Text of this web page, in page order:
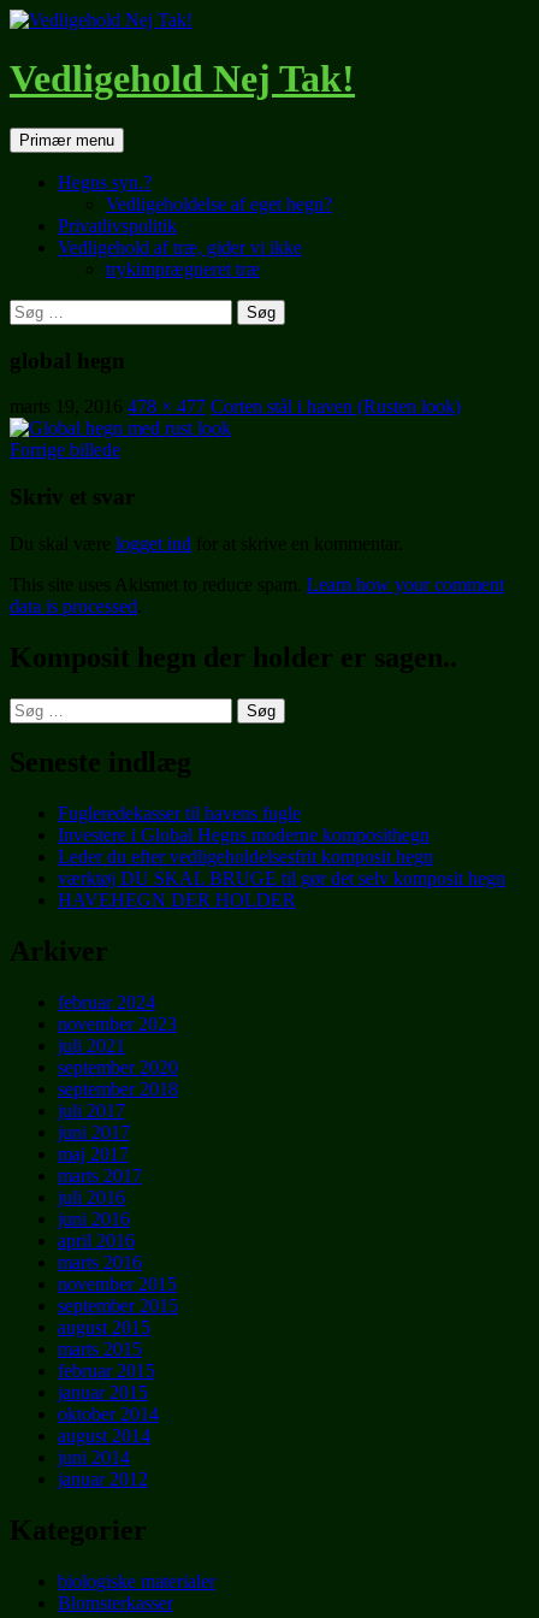
Hop
indhold
Vedligehold Nej Tak!
SøgPrimær menu
Hegns syn.?
Vedligeholdelse af eget hegn?
Privatlivspolitik
Vedligehold af træ, gider vi ikke
trykimprægneret træ
Søg
efter:
global hegn
marts 19, 2016 478 × 477 Corten stål i haven (Rusten look)
Forrige billede
Skriv et svar
Du skal være logget ind for at skrive en kommentar.
This site uses Akismet to reduce spam. Learn how your comment
data is processed.
Komposit hegn der holder er sagen..
Søg
efter:
Seneste indlæg
Fugleredekasser til havens fugle
Investere i Global Hegns moderne komposithegn
Leder du efter vedligeholdelsesfrit komposit hegn
værktøj DU SKAL BRUGE til gør det selv komposit hegn
HAVEHEGN DER HOLDER
Arkiver
februar 2024
november 2023
juli 2021
september 2020
september 2018
juli 2017
juni 2017
maj 2017
marts 2017
juli 2016
juni 2016
april 2016
marts 2016
november 2015
september 2015
august 2015
marts 2015
februar 2015
januar 2015
oktober 2014
august 2014
juni 2014
januar 2012
Kategorier
biologiske materialer
Blomsterkasser